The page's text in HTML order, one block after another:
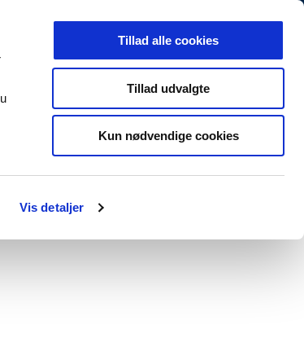
Vis detaljer
Tillad alle cookies
Tillad udvalgte
Kun nødvendige cookies
Presse Job og karriere
Print Forstør tekst